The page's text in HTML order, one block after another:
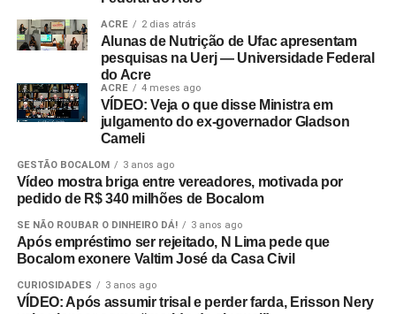
ACRE 2 dias atrás
Alunas de Nutrição de Ufac apresentam
pesquisas na Uerj — Universidade Federal
do Acre
ACRE 4 meses ago
VÍDEO: Veja o que disse Ministra em
julgamento do ex-governador Gladson
Cameli
GESTÃO BOCALOM 3 anos ago
Vídeo mostra briga entre vereadores, motivada por
pedido de R$ 340 milhões de Bocalom
SE NÃO ROUBAR O DINHEIRO DÁ! 3 anos ago
Após empréstimo ser rejeitado, N Lima pede que
Bocalom exonere Valtim José da Casa Civil
CURIOSIDADES 3 anos ago
VÍDEO: Após assumir trisal e perder farda, Erisson Nery